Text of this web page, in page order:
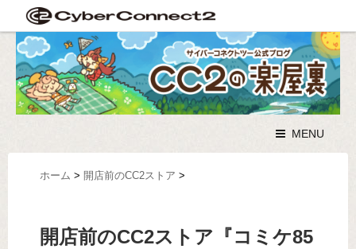
MENU
ホーム > 開店前のCC2ストア >
開店前のCC2ストア『コミケ85